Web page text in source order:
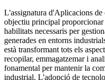
L'assignatura d'Aplicacions de
objectiu principal proporcionar
habilitats necessaris per
generades en entorns
està transformant tots els
recopilar, emmagatzemar i
fonamental per mantenir la
industrial. L'adopció de